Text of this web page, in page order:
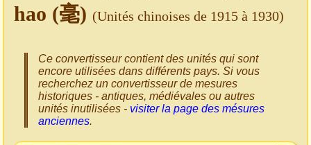
hao (毫) (Unités chinoises de 1915 à 1930)
Ce convertisseur contient des unités qui sont
encore utilisées dans différents pays. Si vous
recherchez un convertisseur de mesures
historiques - antiques, médiévales ou autres
unités inutilisées - visiter la page des mésures
anciennes.